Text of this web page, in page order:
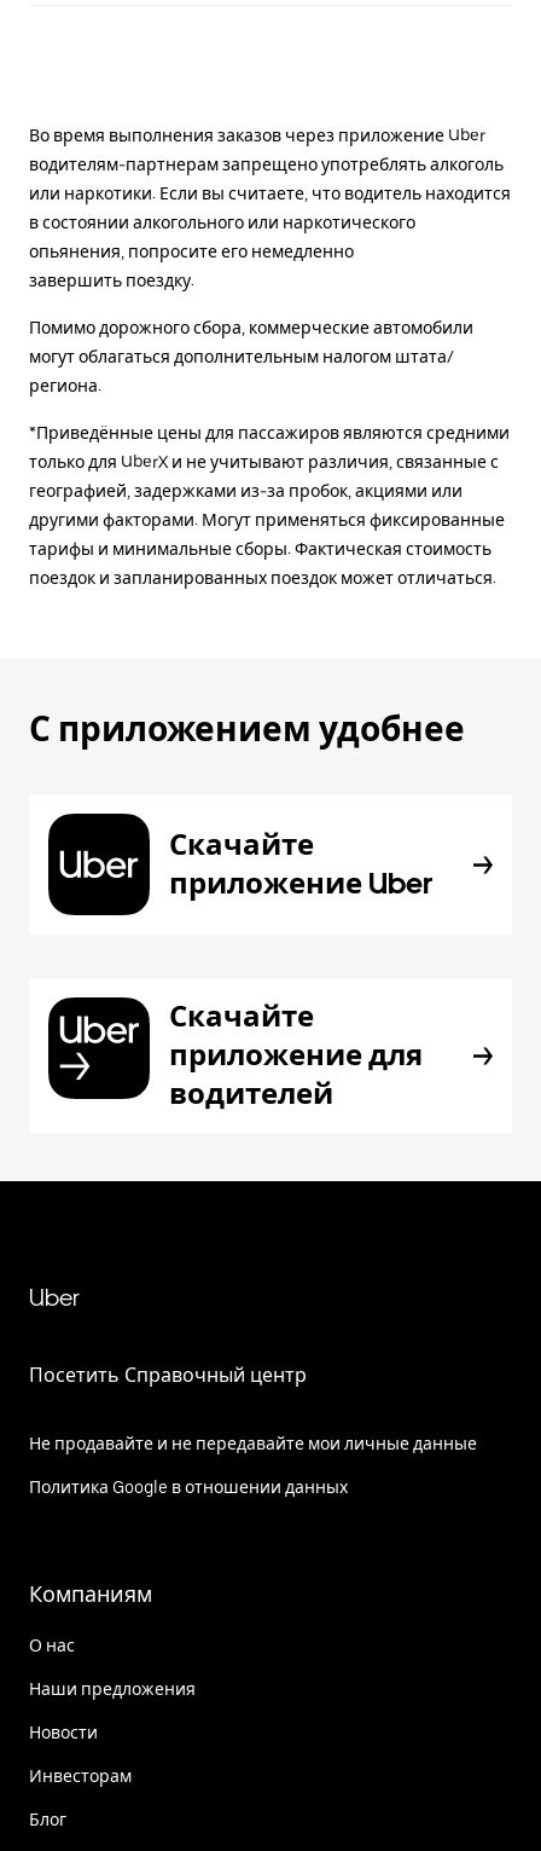
Во время выполнения заказов через приложение Uber
водителям-партнерам запрещено употреблять алкоголь
или наркотики. Если вы считаете, что водитель находится
в состоянии алкогольного или наркотического
опьянения, попросите его немедленно
завершить поездку.
Помимо дорожного сбора, коммерческие автомобили
могут облагаться дополнительным налогом штата/
региона.
*Приведённые цены для пассажиров являются средними
только для UberX и не учитывают различия, связанные с
географией, задержками из-за пробок, акциями или
другими факторами. Могут применяться фиксированные
тарифы и минимальные сборы. Фактическая стоимость
поездок и запланированных поездок может отличаться.
С приложением удобнее
Скачайте
приложение Uber
Скачайте
приложение для
водителей
Uber
Посетить Справочный центр
Не продавайте и не передавайте мои личные данные
Политика Google в отношении данных
Компаниям
О нас
Наши предложения
Новости
Инвесторам
Блог